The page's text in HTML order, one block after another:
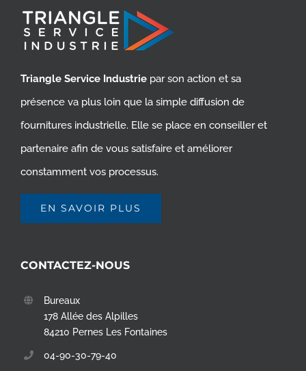
Triangle Service Industrie par son action et sa
présence va plus loin que la simple diffusion de
fournitures industrielle. Elle se place en conseiller et
partenaire afin de vous satisfaire et améliorer
constamment vos processus.
EN SAVOIR PLUS
CONTACTEZ-NOUS
Bureaux
178 Allée des Alpilles
84210 Pernes Les Fontaines
04-90-30-79-40